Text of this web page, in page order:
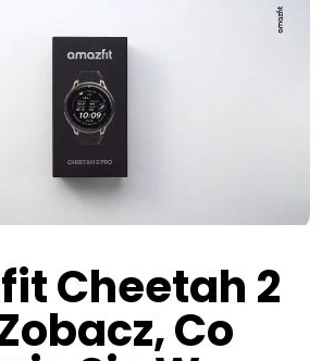
Cheetah 2
Co